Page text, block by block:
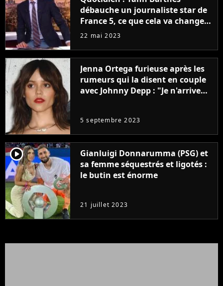
débauche un journaliste star de
France 5, ce que cela va changer
à la rentrée
22 mai 2023
Jenna Ortega furieuse après les
rumeurs qui la disent en couple
avec Johnny Depp : "Je n'arrive
5 septembre 2023
player2
Gianluigi Donnarumma (PSG) et
sa femme séquestrés et ligotés :
le butin est énorme
21 juillet 2023